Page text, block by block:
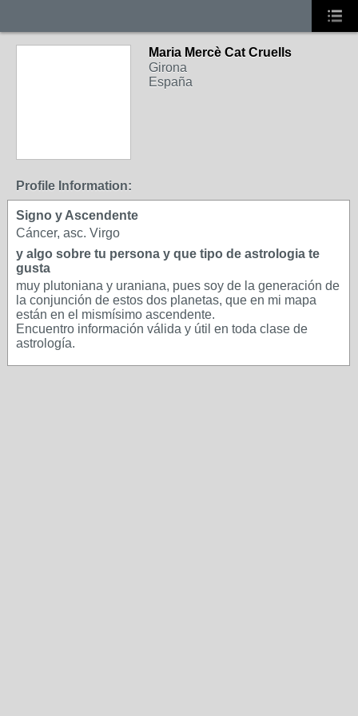
Maria Mercè Cat Cruells
Girona
España
Profile Information:
Signo y Ascendente
Cáncer, asc. Virgo
y algo sobre tu persona y que tipo de astrologia te
gusta
muy plutoniana y uraniana, pues soy de la generación de
la conjunción de estos dos planetas, que en mi mapa
están en el mismísimo ascendente.
Encuentro información válida y útil en toda clase de
astrología.